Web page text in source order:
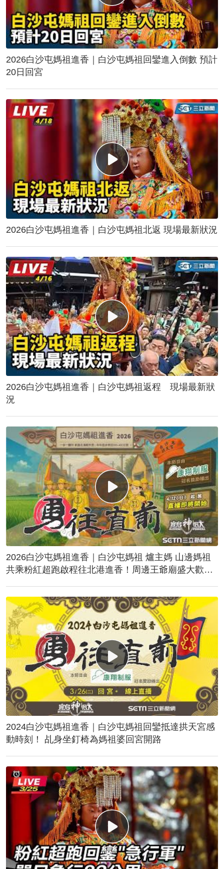
2026白沙屯媽祖進香｜白沙屯媽祖回鑾進入倒數 預計
20日回宮
2026白沙屯媽祖進香｜白沙屯媽祖北返 現場最新狀況
2026白沙屯媽祖進香｜白沙屯媽祖返程 現場最新狀
況
2026白沙屯媽祖進香｜白沙屯媽祖 爐主媽 山邊媽祖
共乘粉紅超跑啟程往北港進香！周邊王爺廟盛大歡
2024白沙屯媽祖進香｜白沙屯媽祖回鑾抵達拱天宮感
動時刻！ 乩身坐釘椅為媽祖婆回宮開路